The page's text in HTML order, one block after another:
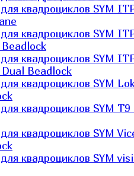
квадроциклов SYM
квадроциклов SYM
квадроциклов SYM
Beadlock
квадроциклов SYM
квадроциклов SYM T9
квадроциклов SYM
квадроциклов SYM